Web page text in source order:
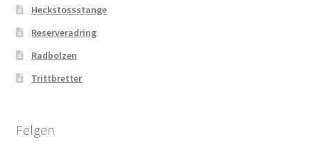
Heckstossstange
Reserveradring
Radbolzen
Trittbretter
Felgen